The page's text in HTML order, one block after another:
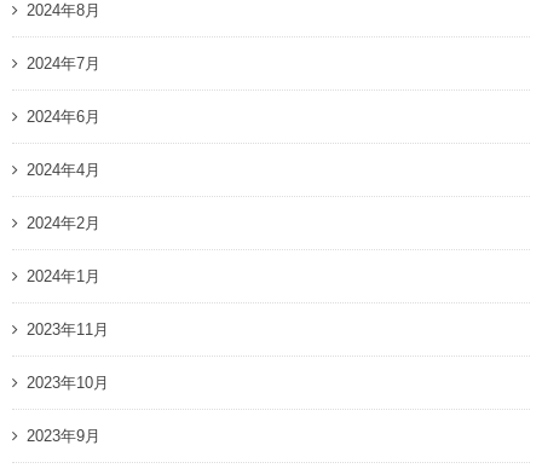
2024年8月
2024年7月
2024年6月
2024年4月
2024年2月
2024年1月
2023年11月
2023年10月
2023年9月